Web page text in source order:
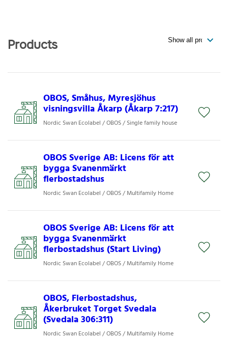
Products
OBOS, Småhus, Myresjöhus
visningsvilla Åkarp (Åkarp 7:217)
Nordic Swan Ecolabel / OBOS / Single family house
OBOS Sverige AB: Licens för att
bygga Svanenmärkt
flerbostadshus
Nordic Swan Ecolabel / OBOS / Multifamily Home
OBOS Sverige AB: Licens för att
bygga Svanenmärkt
flerbostadshus (Start Living)
Nordic Swan Ecolabel / OBOS / Multifamily Home
OBOS, Flerbostadshus,
Åkerbruket Torget Svedala
(Svedala 306:311)
Nordic Swan Ecolabel / OBOS / Multifamily Home